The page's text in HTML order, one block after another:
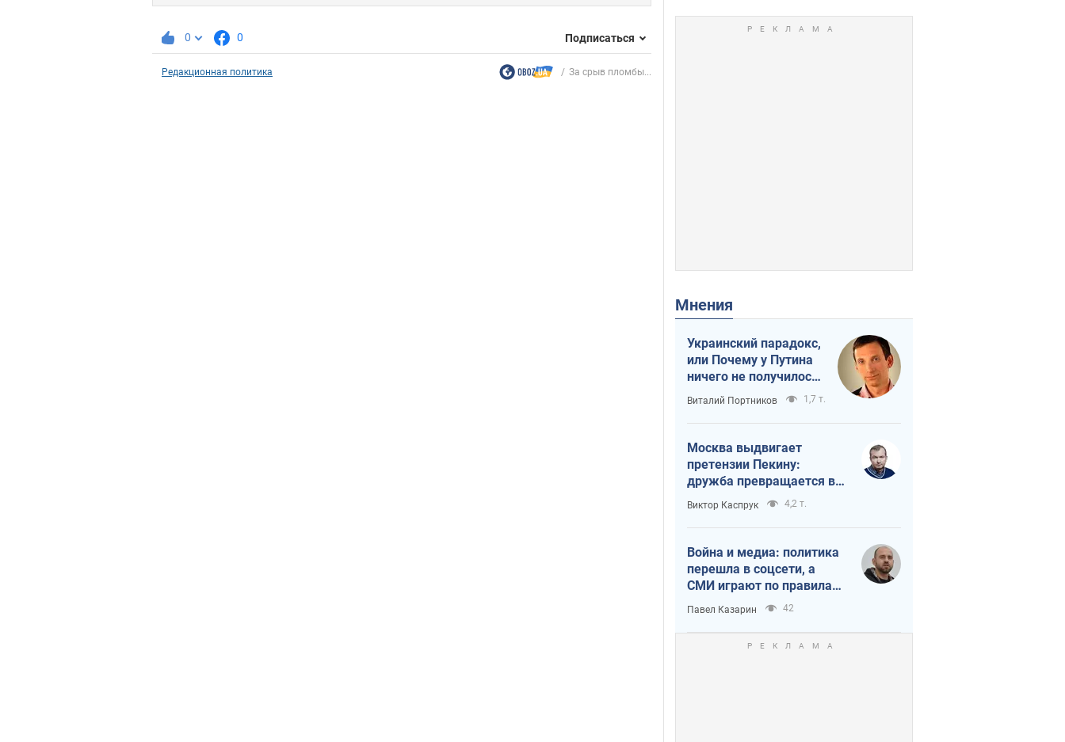
0 0 Подписаться
Редакционная политика За срыв пломбы...
Мнения
Украинский парадокс,
или Почему у Путина
ничего не получилось
с Украиной
Виталий Портников 1,7 т.
Москва выдвигает
претензии Пекину:
дружба превращается в
зависимость России от
Китая
Виктор Каспрук 4,2 т.
Война и медиа: политика
перешла в соцсети, а
СМИ играют по правилам
YouTube
Павел Казарин 42